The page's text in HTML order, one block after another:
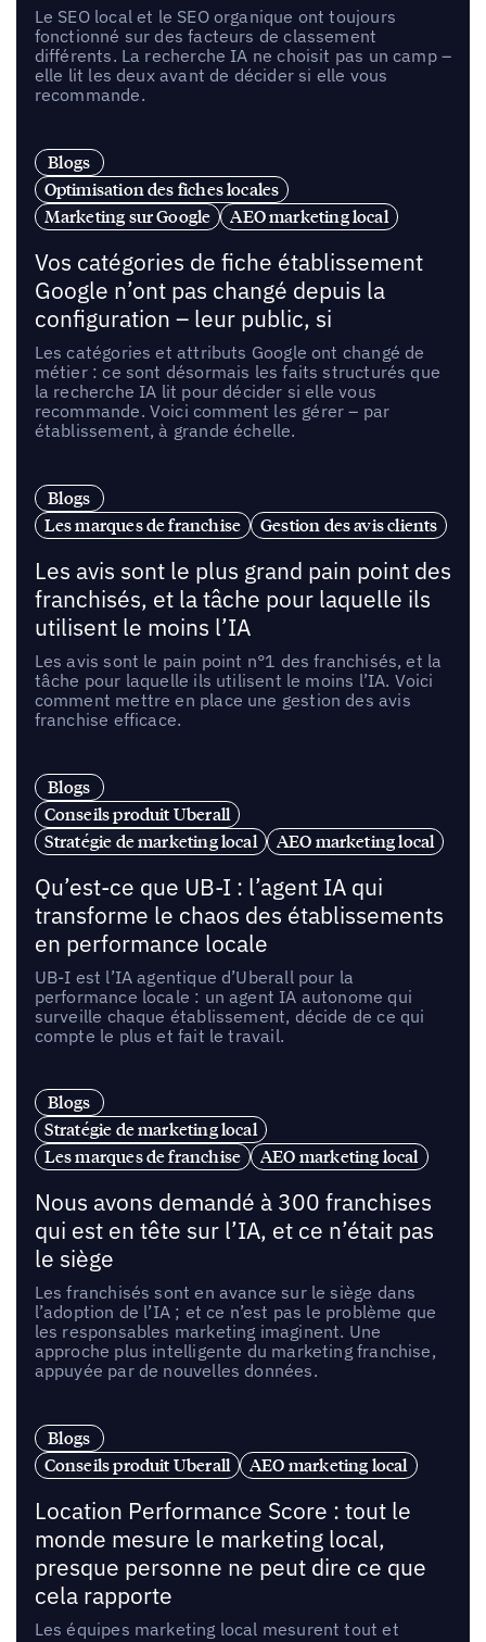
Le SEO local et le SEO organique ont toujours
fonctionné sur des facteurs de classement
différents. La recherche IA ne choisit pas un camp –
elle lit les deux avant de décider si elle vous
recommande.
Blogs
Optimisation des fiches locales
Marketing sur Google
AEO marketing local
Vos catégories de fiche établissement
Google n’ont pas changé depuis la
configuration – leur public, si
Les catégories et attributs Google ont changé de
métier : ce sont désormais les faits structurés que
la recherche IA lit pour décider si elle vous
recommande. Voici comment les gérer – par
établissement, à grande échelle.
Blogs
Les marques de franchise
Gestion des avis clients
Les avis sont le plus grand pain point des
franchisés, et la tâche pour laquelle ils
utilisent le moins l’IA
Les avis sont le pain point n°1 des franchisés, et la
tâche pour laquelle ils utilisent le moins l’IA. Voici
comment mettre en place une gestion des avis
franchise efficace.
Blogs
Conseils produit Uberall
Stratégie de marketing local
AEO marketing local
Qu’est-ce que UB-I : l’agent IA qui
transforme le chaos des établissements
en performance locale
UB-I est l’IA agentique d’Uberall pour la
performance locale : un agent IA autonome qui
surveille chaque établissement, décide de ce qui
compte le plus et fait le travail.
Blogs
Stratégie de marketing local
Les marques de franchise
AEO marketing local
Nous avons demandé à 300 franchises
qui est en tête sur l’IA, et ce n’était pas
le siège
Les franchisés sont en avance sur le siège dans
l’adoption de l’IA ; et ce n’est pas le problème que
les responsables marketing imaginent. Une
approche plus intelligente du marketing franchise,
appuyée par de nouvelles données.
Blogs
Conseils produit Uberall
AEO marketing local
Location Performance Score : tout le
monde mesure le marketing local,
presque personne ne peut dire ce que
cela rapporte
Les équipes marketing local mesurent tout et